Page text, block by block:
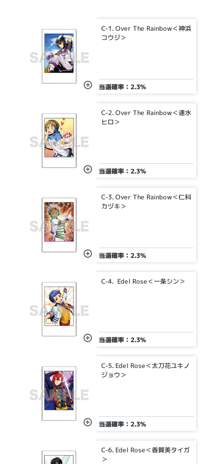
当選確率：2.3%
C-1. Over The Rainbow＜神浜
コウジ＞
当選確率：2.3%
C-2. Over The Rainbow＜速水
ヒロ＞
当選確率：2.3%
C-3. Over The Rainbow＜仁科
カヅキ＞
当選確率：2.3%
C-4. Edel Rose＜一条シン＞
当選確率：2.3%
C-5. Edel Rose＜太刀花ユキノ
ジョウ＞
C-6. Edel Rose＜香賀美タイガ
＞